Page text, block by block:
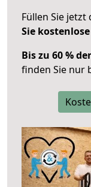
Füllen Sie
Sie
Bis zu 60 %
finden Sie nur